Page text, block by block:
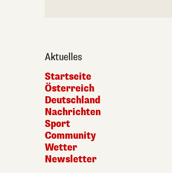
Aktuelles
Startseite
Österreich
Deutschland
Nachrichten
Sport
Community
Wetter
Newsletter